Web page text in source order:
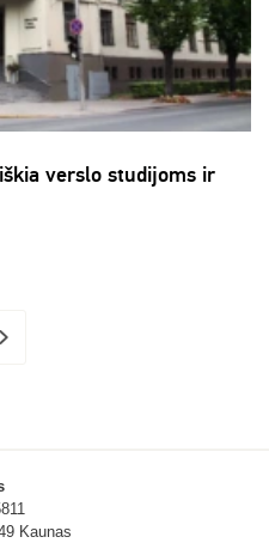
verslo studijoms ir
>
Kaunas